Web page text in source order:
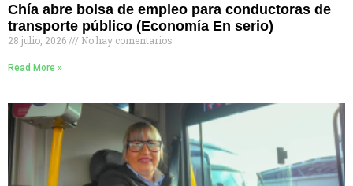
Chía abre bolsa de empleo para conductoras de
transporte público (Economía En serio)
28 julio, 2026 No hay comentarios
Read More »